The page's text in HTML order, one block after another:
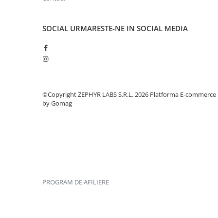
SOCIAL URMARESTE-NE IN SOCIAL MEDIA
©Copyright ZEPHYR LABS S.R.L. 2026 Platforma E-commerce
by Gomag
PROGRAM DE AFILIERE